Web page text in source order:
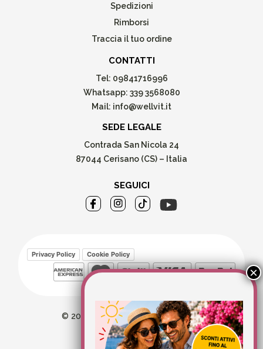
Spedizioni
Rimborsi
Traccia il tuo ordine
CONTATTI
Tel: 09841716996
Whatsapp: 339 3568080
Mail: info@wellvit.it
SEDE LEGALE
Contrada San Nicola 24
87044 Cerisano (CS) – Italia
SEGUICI
Privacy Policy Cookie Policy
© 2026 Wellvit All Rights Reserved
Credits:Aries comunica